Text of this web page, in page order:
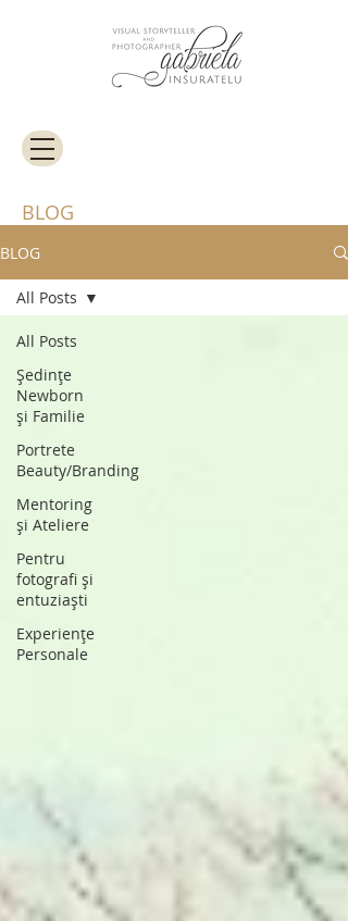
BLOG
BLOG
All Posts
Ședințe
Newborn
și Familie
Portrete
Beauty/Branding
Mentoring
și Ateliere
Pentru
fotografi și
entuziaști
Experiențe
Personale
All Posts